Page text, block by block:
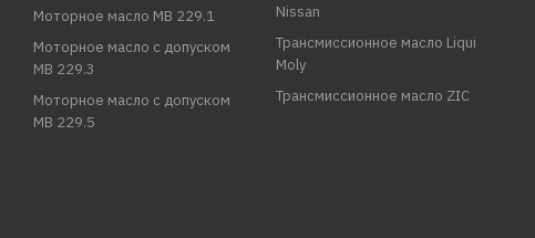
Моторное масло MB 229.1
Моторное масло с допуском
MB 229.3
Моторное масло с допуском
MB 229.5
Nissan
Трансмиссионное масло Liqui
Moly
Трансмиссионное масло ZIC